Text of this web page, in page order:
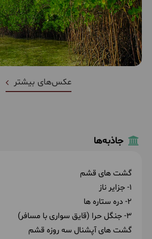
عکس‌های بیشتر
جاذبه‌ها
گشت های قشم
1- جزایر ناز
2- دره ستاره ها
3- جنگل حرا (قایق سواری با مسافر)
گشت های آپشنال سه روزه قشم